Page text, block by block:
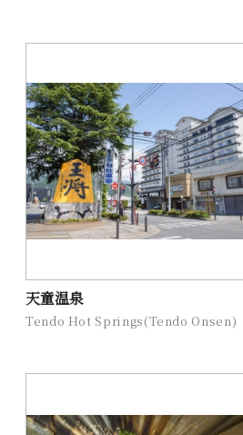
天童温泉
Tendo Hot Springs(Tendo Onsen)